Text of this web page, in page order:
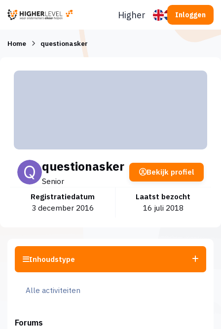
Higherlevel Inloggen
Home questionasker
questionasker
Senior
Registratiedatum
3 december 2016
Laatst bezocht
16 juli 2018
Bekijk profiel
Inhoudstype
Alle activiteiten
Forums